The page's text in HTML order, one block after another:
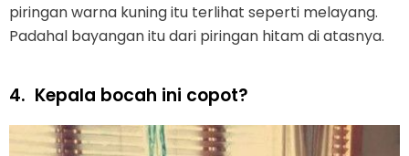
piringan warna kuning itu terlihat seperti melayang.
Padahal bayangan itu dari piringan hitam di atasnya.
4. Kepala bocah ini copot?